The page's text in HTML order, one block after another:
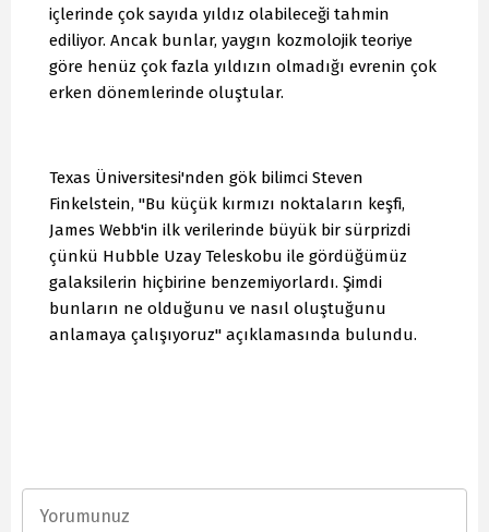
içlerinde çok sayıda yıldız olabileceği tahmin
ediliyor. Ancak bunlar, yaygın kozmolojik teoriye
göre henüz çok fazla yıldızın olmadığı evrenin çok
erken dönemlerinde oluştular.
Texas Üniversitesi'nden gök bilimci Steven
Finkelstein, "Bu küçük kırmızı noktaların keşfi,
James Webb'in ilk verilerinde büyük bir sürprizdi
çünkü Hubble Uzay Teleskobu ile gördüğümüz
galaksilerin hiçbirine benzemiyorlardı. Şimdi
bunların ne olduğunu ve nasıl oluştuğunu
anlamaya çalışıyoruz" açıklamasında bulundu.